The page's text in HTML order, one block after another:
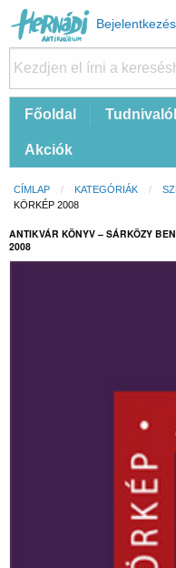
Felhasználói
fiók
menüje
Bejelentkezés
FőFőoldal
Akciók
Morzsa
CÍMLAP KATEGÓRIÁK
CURRENT:
KÖRKÉP 2008
ANTIKVÁR KÖNYV – SÁRKÖZY
2008